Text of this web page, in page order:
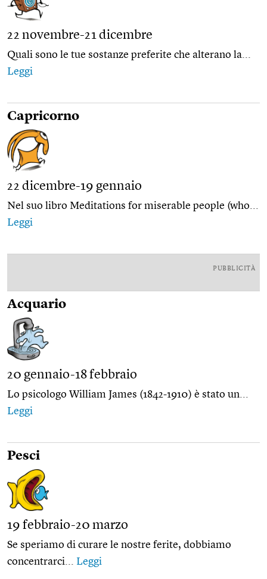
22 novembre-21 dicembre
Quali sono le tue sostanze preferite che alterano la...
Leggi
Capricorno
22 dicembre-19 gennaio
Nel suo libro Meditations for miserable people (who...
Leggi
PUBBLICITÀ
Acquario
20 gennaio-18 febbraio
Lo psicologo William James (1842-1910) è stato un...
Leggi
Pesci
19 febbraio-20 marzo
Se speriamo di curare le nostre ferite, dobbiamo
concentrarci... Leggi